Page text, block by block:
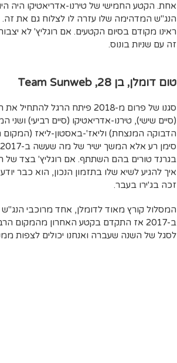
אחת. הקטע החמישי של טירנו-אדריאטיקו היה
הנג"ש המדהימה שלו עזרה לו לצלוח גם את
ראינו מקודם בסיום הקטעים. אם רוגליץ' לא
זה עם שניות בונוס.
טום דומלן, בן 28, Team Sunweb
סגנו של פרום מ-2018 פיתח
בגרנד טורים בהם השתתף. אם רוגליץ' בצד של
איך להגיע לשיא שלו בתזמון הנכון, הוא כבר
זכה בג'ירו בעבר.
המסלול קורץ מאוד לדומלן, אחד מרוכבי
ב-2017 אז התקדם בקטע האחרון מהמקום
לסגל של השנה שעברה ואנחנו יכולים לצפות